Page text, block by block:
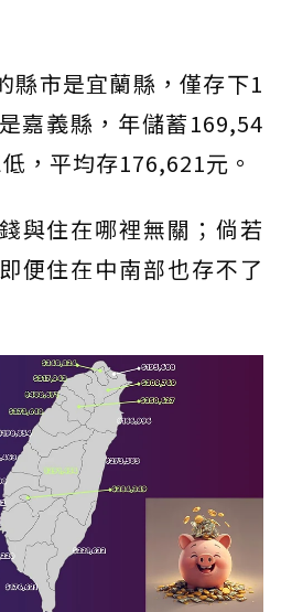
縣市是宜蘭縣，僅存下1
嘉義縣，年儲蓄169,54
，平均存176,621元。
與住在哪裡無關；倘若
便住在中南部也存不了